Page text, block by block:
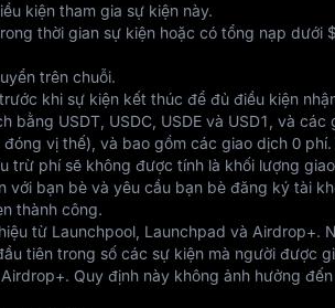
kiện tham gia sự kiện này.
thời gian sự kiện hoặc có tổng nạp
trên chuỗi.
khi sự kiện kết thúc để đủ điều kiện
USDT, USDC, USDE và USD1, và
đóng vị thế), và bao gồm các giao dịch 0
phí sẽ không được tính là khối lượng
bạn bè và yêu cầu bạn bè đăng ký tài
thành công.
từ Launchpool, Launchpad và
tiên trong số các sự kiện mà người được
Quy định này không ảnh hưởng